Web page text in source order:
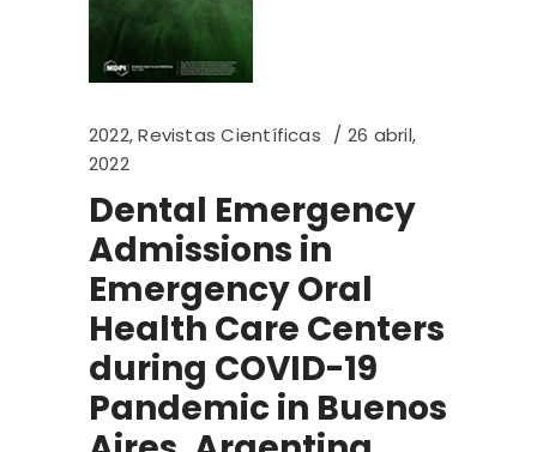
2022,Revistas Científicas
26 abril,
2022
Dental Emergency
Admissions in
Emergency Oral
Health Care Centers
during COVID-19
Pandemic in Buenos